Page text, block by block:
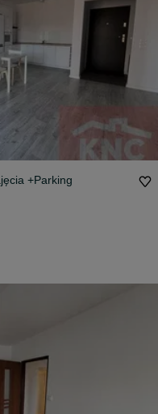
+Parking